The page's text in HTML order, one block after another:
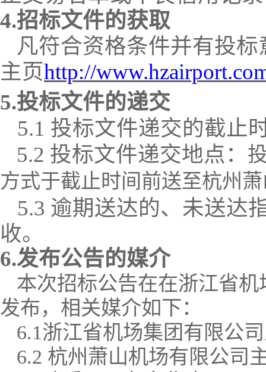
4.招标文件的获取
凡符合资格条件并有投
主页http://
5.投标文件的递交
5.1 投标文件递交的截止
5.2 投标文件递交地点：
方式于截止时间前送至杭州
5.3 逾期送达的、未送达
收。
6.发布公告的媒介
本次招标公告在在浙江省
发布，相关媒介如下：
6.1浙江省机场集团有限公
6.2 杭州萧山机场有限公司